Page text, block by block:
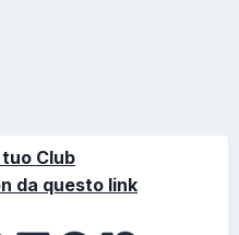
Club
da questo link